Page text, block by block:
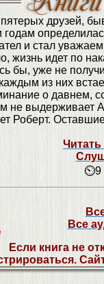
друзей,
годам
и стал
жизнь идет по
бы, уже не
из них
о давнем,
не выдерживает
Роберт.
Читать
⏲9
Все
Если книга не